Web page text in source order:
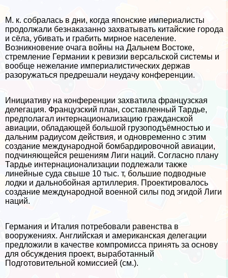
М. к. собралась в дни, когда японские империалисты
продолжали безнаказанно захватывать китайские города
и сёла, убивать и грабить мирное население.
Возникновение очага войны на Дальнем Востоке,
стремление Германии к ревизии версальской системы и
вообще нежелание империалистических держав
разоружаться предрешали неудачу конференции.
Инициативу на конференции захватила французская
делегация. Французский план, составленный Тардье,
предполагал интернационализацию гражданской
авиации, обладающей большой грузоподъёмностью и
дальним радиусом действия, и одновременно с этим
создание международной бомбардировочной авиации,
подчиняющейся решениям Лиги наций. Согласно плану
Тардье интернационализации подлежали также
линейные суда свыше 10 тыс. т, большие подводные
лодки и дальнобойная артиллерия. Проектировалось
создание международной военной силы под эгидой Лиги
наций.
Германия и Италия потребовали равенства в
вооружениях. Английская и американская делегации
предложили в качестве компромисса принять за основу
для обсуждения проект, выработанный
Подготовительной комиссией (см.).